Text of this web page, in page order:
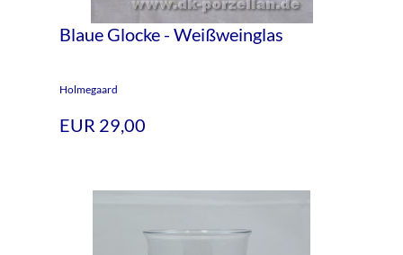
Blaue Glocke - Weißweinglas
Holmegaard
EUR 29,00